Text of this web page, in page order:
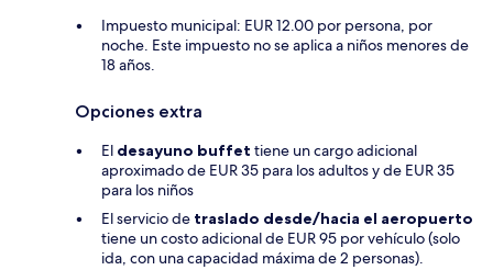
Impuesto municipal: EUR 12.00 por persona, por
noche. Este impuesto no se aplica a niños menores de
18 años.
Opciones extra
El desayuno buffet tiene un cargo adicional
aproximado de EUR 35 para los adultos y de EUR 35
para los niños
El servicio de traslado desde/hacia el aeropuerto
tiene un costo adicional de EUR 95 por vehículo (solo
ida, con una capacidad máxima de 2 personas).